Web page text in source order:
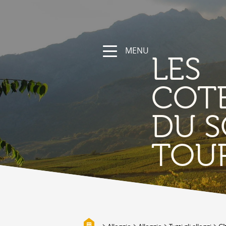
NATURA
La regione
Sentieri escursionistici e sportivi
Vallese a bici
Montagna
Galleria fotografica
MENU
LES
DU